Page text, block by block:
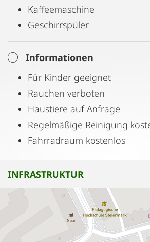
Kaffeemaschine
Geschirrspüler
Informationen
Für Kinder geeignet
Rauchen verboten
Haustiere auf Anfrage
Regelmäßige Reinigung
Fahrradraum kostenlos
INFRASTRUKTUR